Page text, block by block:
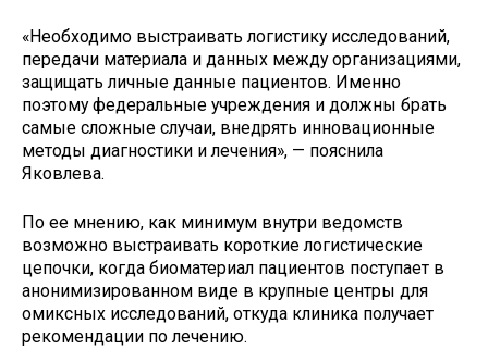
«Необходимо выстраивать логистику исследований,
передачи материала и данных между организациями,
защищать личные данные пациентов. Именно
поэтому федеральные учреждения и должны брать
самые сложные случаи, внедрять инновационные
методы диагностики и лечения», — пояснила
Яковлева.
По ее мнению, как минимум внутри ведомств
возможно выстраивать короткие логистические
цепочки, когда биоматериал пациентов поступает в
анонимизированном виде в крупные центры для
омиксных исследований, откуда клиника получает
рекомендации по лечению.